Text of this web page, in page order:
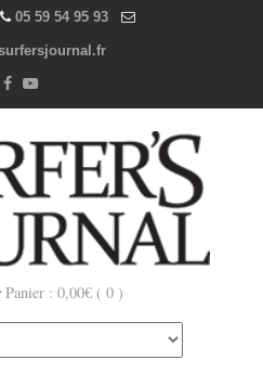
05 59 54 95 93
Panier : 0,00€ ( 0 )